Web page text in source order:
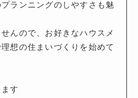
ランニングのしやすさも魅
んので、お好きなハウスメ
想の住まいづくりを始めて
す